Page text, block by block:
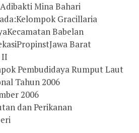
Mina Bahari
Gracillaria
Babelan
Barat
II
Pembudidaya Rumput Laut
Tahun 2006
2006
dan Perikanan